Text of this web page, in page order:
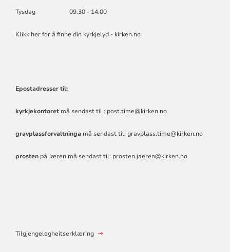
Tysdag 09.30 - 14.00
Klikk her for å finne din kyrkjelyd - kirken.no
Epostadresser til:
kyrkjekontoretmå sendast til : post.time@kirken.no
gravplassforvaltningamå sendast til: gravplass.time@kirken.no
prostenpå Jæren må sendast til: prosten.jaeren@kirken.no
Tilgjengelegheitserklæring